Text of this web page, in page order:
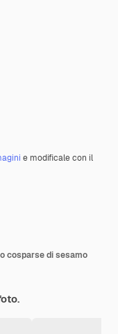
e modificale con il
cosparse di sesamo